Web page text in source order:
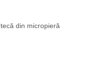
tecă din micropieră